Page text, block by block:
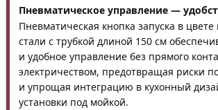
Пневматическое управление —
Пневматическая кнопка запуска в
стали с трубкой длиной 150 см
и удобное управление без прямого
электричеством, предотвращая риски
и упрощая интеграцию в кухонный
установки под мойкой.